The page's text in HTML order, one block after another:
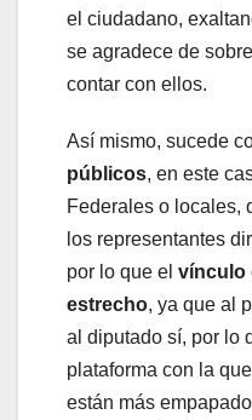
el ciudadano,
se agradece de
contar con ellos.
Así mismo, sucede
públicos, en este
Federales o locales,
los representantes
por lo que el vínculo
estrecho, ya que al
al diputado sí, por lo
plataforma con la
están más